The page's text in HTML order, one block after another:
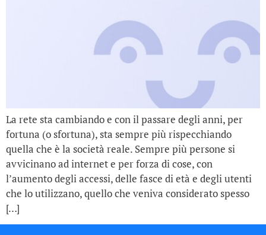
La rete sta cambiando e con il passare degli anni, per
fortuna (o sfortuna), sta sempre più rispecchiando
quella che è la società reale. Sempre più persone si
avvicinano ad internet e per forza di cose, con
l’aumento degli accessi, delle fasce di età e degli utenti
che lo utilizzano, quello che veniva considerato spesso
[…]